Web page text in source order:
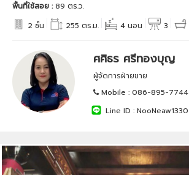
พื้นที่ใช้สอย :89 ตร.ว.
2 ชั้น
255 ตร.ม. 4 นอน 3
ศศิธร ศรีทองบุญ
ผู้จัดการฝ่ายขาย
Mobile : 086-895-7744
Line ID : NooNeaw1330